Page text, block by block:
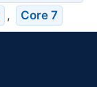
, Core 7